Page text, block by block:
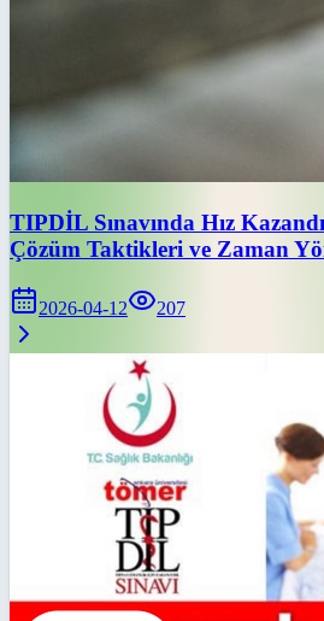
TIPDİL Sınavında Hız
Çözüm Taktikleri ve Zaman
2026-04-12 207